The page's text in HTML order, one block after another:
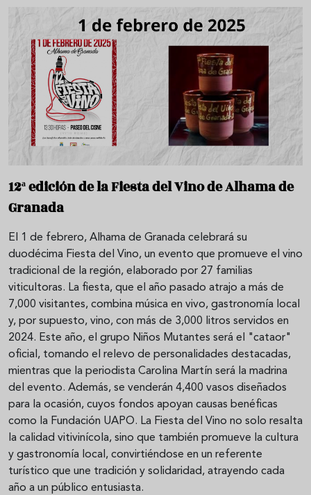
12ª edición de la Fiesta del Vino de Alhama de
Granada
El 1 de febrero, Alhama de Granada celebrará su
duodécima Fiesta del Vino, un evento que promueve el vino
tradicional de la región, elaborado por 27 familias
viticultoras. La fiesta, que el año pasado atrajo a más de
7,000 visitantes, combina música en vivo, gastronomía local
y, por supuesto, vino, con más de 3,000 litros servidos en
2024. Este año, el grupo Niños Mutantes será el "cataor"
oficial, tomando el relevo de personalidades destacadas,
mientras que la periodista Carolina Martín será la madrina
del evento. Además, se venderán 4,400 vasos diseñados
para la ocasión, cuyos fondos apoyan causas benéficas
como la Fundación UAPO. La Fiesta del Vino no solo resalta
la calidad vitivinícola, sino que también promueve la cultura
y gastronomía local, convirtiéndose en un referente
turístico que une tradición y solidaridad, atrayendo cada
año a un público entusiasta.